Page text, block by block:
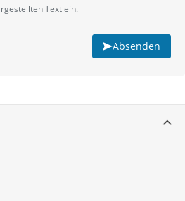
Text ein.
Absenden